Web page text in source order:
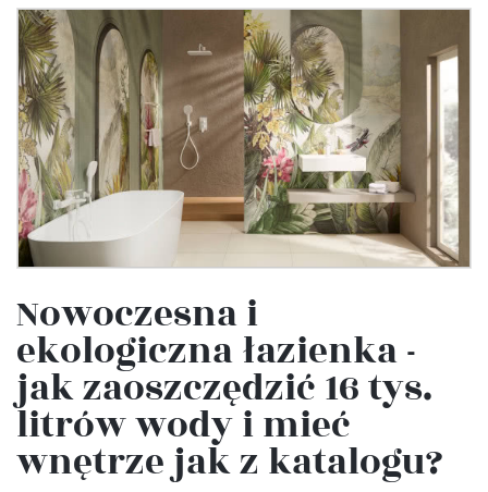
Nowoczesna i
ekologiczna łazienka -
jak zaoszczędzić 16 tys.
litrów wody i mieć
wnętrze jak z katalogu?